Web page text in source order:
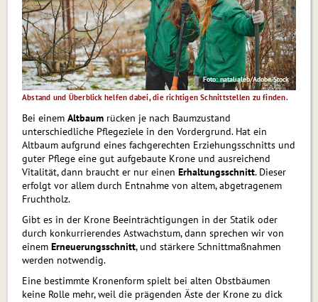
Foto: natalialeb/Adobe Stock
Abstand und Überblick helfen dabei, die richtigen Schnittstellen zu finden.
Bei einem Altbaum rücken je nach Baumzustand
unterschiedliche Pflegeziele in den Vordergrund. Hat ein
Altbaum aufgrund eines fachgerechten Erziehungsschnitts und
guter Pflege eine gut aufgebaute Krone und ausreichend
Vitalität, dann braucht er nur einen Erhaltungsschnitt. Dieser
erfolgt vor allem durch Entnahme von altem, abgetragenem
Fruchtholz.
Gibt es in der Krone Beeinträchtigungen in der Statik oder
durch konkurrierendes Astwachstum, dann sprechen wir von
einem Erneuerungsschnitt, und stärkere Schnittmaßnahmen
werden notwendig.
Eine bestimmte Kronenform spielt bei alten Obstbäumen
keine Rolle mehr, weil die prägenden Äste der Krone zu dick